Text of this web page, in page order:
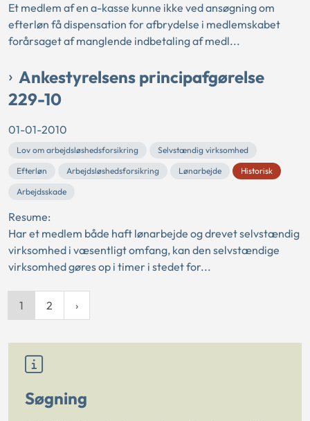
Et medlem af en a-kasse kunne ikke ved ansøgning om
efterløn få dispensation for afbrydelse i medlemskabet
forårsaget af manglende indbetaling af medl...
Ankestyrelsens principafgørelse
229-10
01-01-2010
Lov om arbejdsløshedsforsikring
Selvstændig virksomhed
Efterløn
Arbejdsløshedsforsikring Lønarbejde
Historisk
Arbejdsskade
Resume:
Har et medlem både haft lønarbejde og drevet selvstændig
virksomhed i væsentligt omfang, kan den selvstændige
virksomhed gøres op i timer i stedet for...
1 2
Søgning